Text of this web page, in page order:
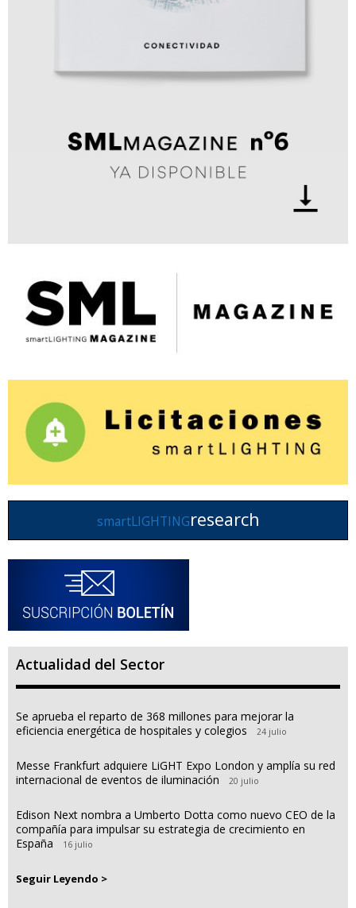
smartLIGHTINGresearch
Actualidad del Sector
Se aprueba el reparto de 368 millones para mejorar la
eficiencia energética de hospitales y colegios
24 julio
Messe Frankfurt adquiere LiGHT Expo London y amplía su red
internacional de eventos de iluminación
20 julio
Edison Next nombra a Umberto Dotta como nuevo CEO de la
compañía para impulsar su estrategia de crecimiento en
España
16 julio
Seguir Leyendo >